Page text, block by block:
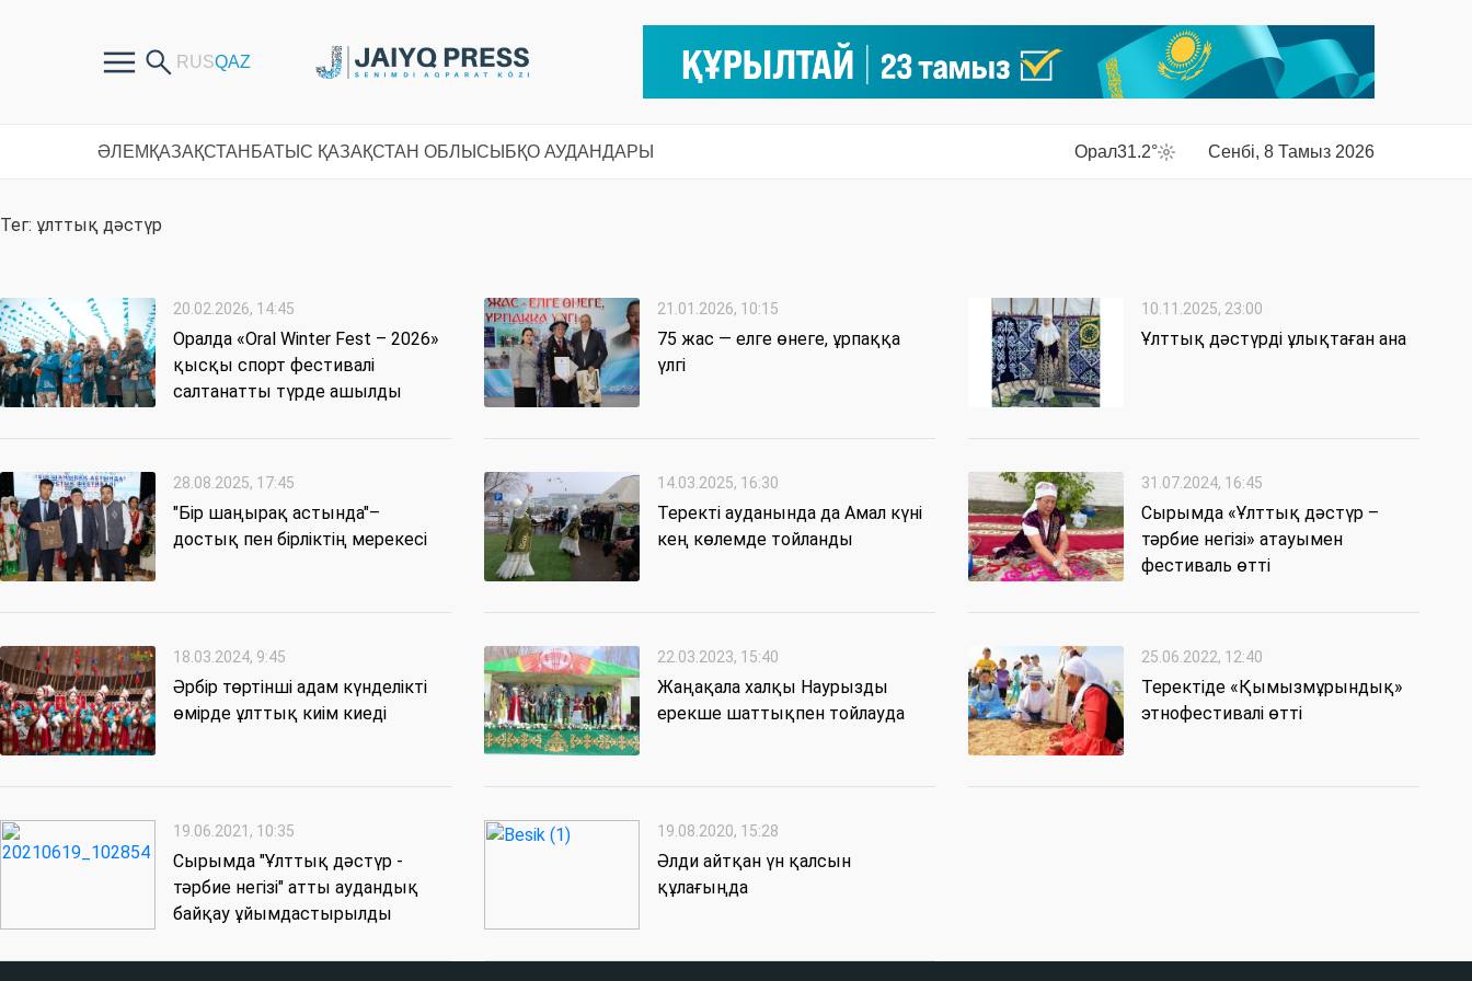
ӘЛЕМ ҚАЗАҚСТАН БАТЫС ҚАЗАҚСТАН ОБЛЫСЫ БҚО АУДАНДАРЫ Орал31.2° Сенбі, 8 Тамыз 2026
Тег: ұлттық дәстүр
20.02.2026, 14:45
Оралда «Oral Winter Fest – 2026»
қысқы спорт фестивалі
салтанатты түрде ашылды
21.01.2026, 10:15
75 жас — елге өнеге, ұрпаққа
үлгі
10.11.2025, 23:00
Ұлттық дәстүрді ұлықтаған ана
28.08.2025, 17:45
"Бір шаңырақ астында"–
достық пен бірліктің мерекесі
14.03.2025, 16:30
Теректі ауданында да Амал күні
кең көлемде тойланды
31.07.2024, 16:45
Сырымда «Ұлттық дәстүр –
тәрбие негізі» атауымен
фестиваль өтті
18.03.2024, 9:45
Әрбір төртінші адам күнделікті
өмірде ұлттық киім киеді
22.03.2023, 15:40
Жаңақала халқы Наурызды
ерекше шаттықпен тойлауда
25.06.2022, 12:40
Теректіде «Қымызмұрындық»
этнофестивалі өтті
19.06.2021, 10:35
Сырымда "Ұлттық дәстүр -
тәрбие негізі" атты аудандық
байқау ұйымдастырылды
19.08.2020, 15:28
Әлди айтқан үн қалсын
құлағыңда